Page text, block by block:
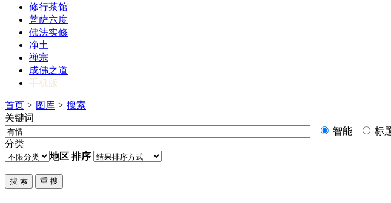
修行茶馆
菩萨六度
佛法实修
净土
禅宗
成佛之道
手机版
首页 > 图库 > 搜索
关键词
智能
标
分类
地区 排序